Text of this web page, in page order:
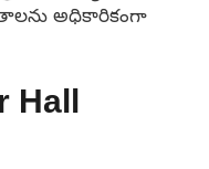
అధికారికంగా
Hall